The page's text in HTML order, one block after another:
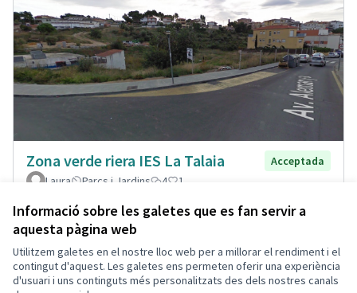
Informació sobre les galetes que es fan servir a
aquesta pàgina web
Utilitzem galetes en el nostre lloc web per a millorar el rendiment i el
contingut d'aquest. Les galetes ens permeten oferir una experiència
d'usuari i uns continguts més personalitzats des dels nostres canals
Zona verde riera IES La Talaia
Acceptada
Laura
Parcs i Jardins 4 1
Termes i condicions d'ús
Configuració de les galetes
Decidim Calafell a X
Decidim Calafell a Facebook
Decidim Calafell a YouTube
Decidim Calafell a GitHub